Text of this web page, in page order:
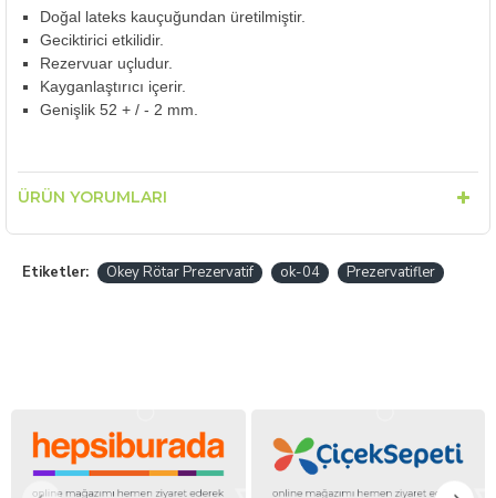
Doğal lateks kauçuğundan üretilmiştir.
Geciktirici etkilidir.
Rezervuar uçludur.
Kayganlaştırıcı içerir.
Genişlik 52 + / - 2 mm.
ÜRÜN YORUMLARI
Etiketler: Okey Rötar Prezervatif ok-04 Prezervatifler